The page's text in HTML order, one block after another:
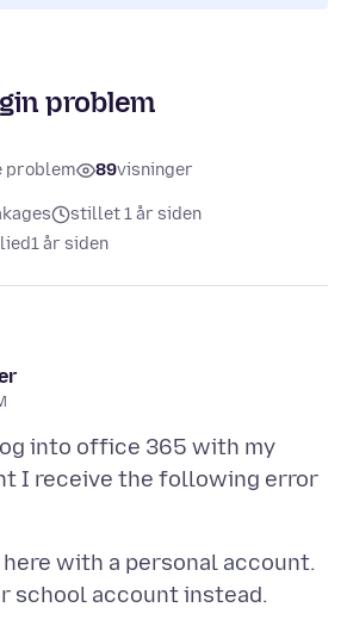
problem
problem 89visninger
stillet 1 år siden
1 år siden
into office 365 with my
I receive the following error
here with a personal account.